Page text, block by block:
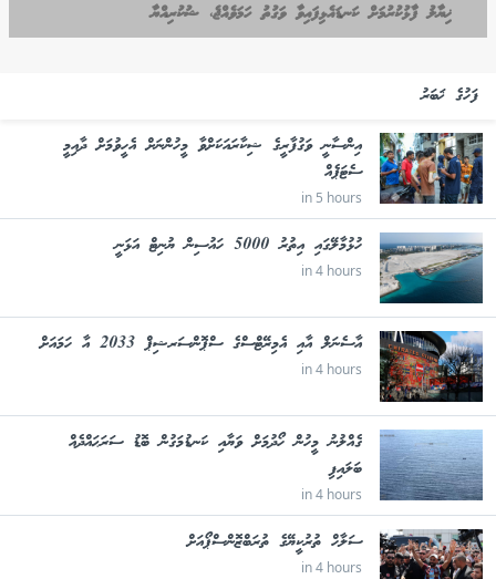
ޚިޔާލު ފާޅުކުރުމަށް ކަނޑައެޅިފައިވާ ވަގުތު ހަމަވެއްޖެ، ޝުކުރިއްޔާ
ފަހުގެ ޚަބަރު
އިންސާނީ ވަގުފާރީގެ ޝިކާރައަކަށްވާ މީހުންނަށް އެހީވުމަށް ދާއިމީ
ސެޓަޕެއް
in 5 hours
ހުޅުމާލޭގައި އިތުރު 5000 ހައުސިން ޔުނިޓް އަޅަނީ
in 4 hours
އާސެނަލް އާއި އެމިރޭޓްސްގެ ސްޕޮންސަރޝިޕް 2033 އާ ހަމައަށް
in 4 hours
ގެއްލުނު މީހުން ހޯދުމަށް ވަޔާއި ކަނޑުމަގުން ބޮޑު ސަރަޙައްދެއް
ބަލައިފި
in 4 hours
ސަލާހް ތުރުކީޔޭގެ ތުރަބްޒޮންސްޕޯއަށް
in 4 hours